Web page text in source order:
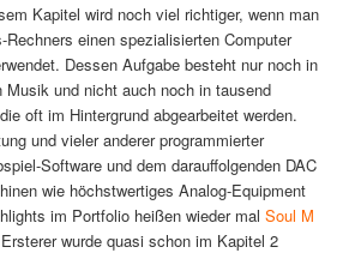
Kapitel wird noch viel richtiger, wenn man
einen spezialisierten Computer
Dessen Aufgabe besteht nur noch in
Musik und nicht auch noch in tausend
oft im Hintergrund abgearbeitet werden.
und vieler anderer programmierter
Software und dem darauffolgenden DAC
wie höchstwertiges Analog-Equipment
im Portfolio heißen wieder mal Soul M
wurde quasi schon im Kapitel 2